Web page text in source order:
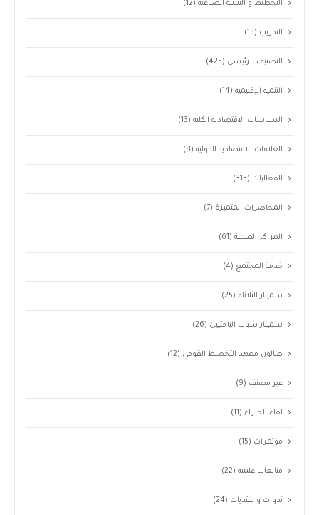
التخطيط و التنميه الصناعيه(12)
التدريب (13)
التصنيف الرئيسى (425)
التنميه الإقليميه(14)
السياسات الاقتصاديه الكليه(13)
العلاقات الاقتصاديه الدوليه(8)
الفعاليات (313)
المحاضرات المتميزة (7)
المراكز العلمية(61)
خدمة المجتمع (4)
سمينار الثلاثاء(25)
سمينار شباب الباحثيين (26)
صالون معهد التخطيط القومى (12)
غير مصنف (9)
لقاء الخبراء(11)
مؤتمرات (15)
متابعات علميه(22)
ندوات و منتديات (24)